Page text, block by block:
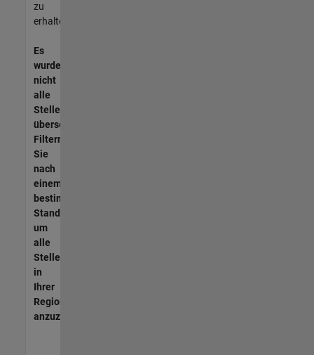
zu
erhalten.
Es
wurden
nicht
alle
Stellen
übersetzt.
Filtern
Sie
nach
einem
bestimmten
Standort,
um
alle
Stellenangebote
in
Ihrer
Region
anzuzeigen.